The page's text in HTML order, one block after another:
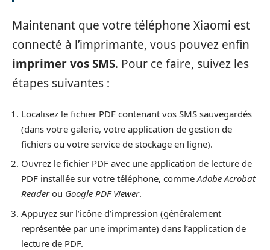
Maintenant que votre téléphone Xiaomi est
connecté à l’imprimante, vous pouvez enfin
imprimer vos SMS. Pour ce faire, suivez les
étapes suivantes :
Localisez le fichier PDF contenant vos SMS sauvegardés
(dans votre galerie, votre application de gestion de
fichiers ou votre service de stockage en ligne).
Ouvrez le fichier PDF avec une application de lecture de
PDF installée sur votre téléphone, commeAdobe Acrobat
Readerou Google PDF Viewer.
Appuyez sur l’icône d’impression (généralement
représentée par une imprimante) dans l’application de
lecture de PDF.